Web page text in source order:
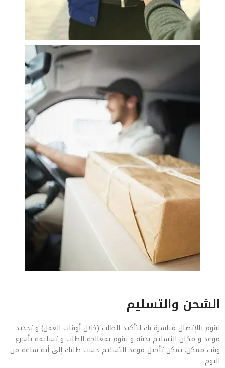
الشحن والتسليم
نقوم بالإتصال مباشرة بك لتأكيد الطلب (خلال أوقات العمل) و تحديد
موعد و مكان التسليم بدقة و نقوم بمعالجة الطلب و تسليمه بأسرع
وقت ممكن. يمكن تأجيل موعد التسليم حسب طلبك إلى أية ساعة من
اليوم.